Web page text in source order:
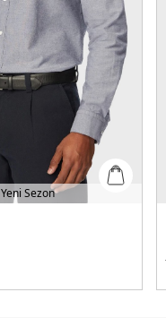
Yeni Sezon